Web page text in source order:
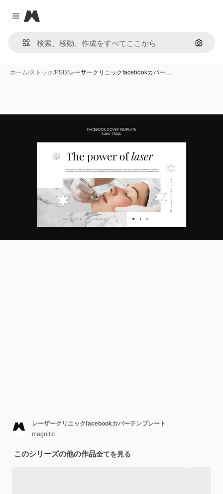
Close menu
Magnific
画像で
ホーム/ストック/PSD/レーザークリニックfacebookカバー…
レーザークリニックfacebookカバーテンプレート
magnific
このシリーズの他の作品全てを見る